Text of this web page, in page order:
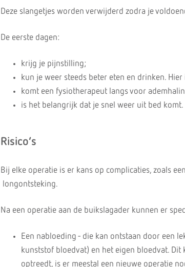
Deze slangetjes worden verwijderd zodra je
De eerste dagen:
krijg je pijnstilling;
kun je weer steeds beter eten en drinken. Hier
komt een fysiotherapeut langs voor
is het belangrijk dat je snel weer uit bed komt.
Risico’s
Bij elke operatie is er kans op complicaties, zoals
longontsteking.
Na een operatie aan de buikslagader kunnen er
Een nabloeding - die kan ontstaan door een
kunststof bloedvat) en het eigen bloedvat.
optreedt, is er meestal een nieuwe operatie